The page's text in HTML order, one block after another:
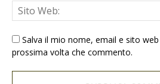
Salva il mio nome, email e sito
prossima volta che commento.